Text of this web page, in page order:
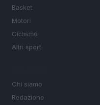
Basket
Motori
Ciclismo
Altri sport
Chi siamo
Redazione